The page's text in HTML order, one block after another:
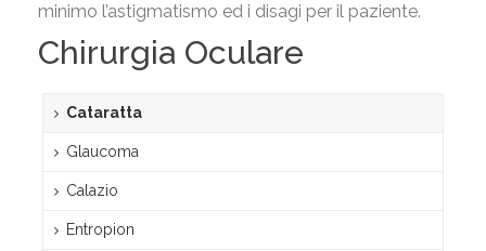
minimo l’astigmatismo ed i disagi per il paziente.
Chirurgia Oculare
Cataratta
Glaucoma
Calazio
Entropion